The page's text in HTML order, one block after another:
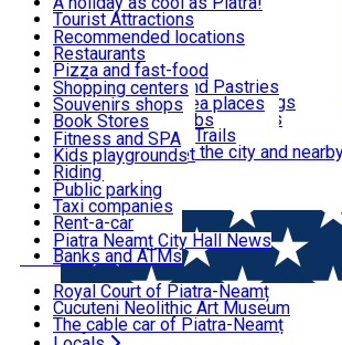
Română
Shopping
Fun & Relax
Useful info
Locals
Most Popular
Tourist Attractions
Walking through the city
Hiking in nature
All locations
Mountain bike & Downhill
By car through the surroundings
#priNeamt one day itineraries
Ceahlău Mountain Trails
Accommodation in the city and
Tourist Infopoint
Tourist guides
Travel agencies
Recommended locations
Restaurants
Pizza and fast-food
Confectioneries and Pastries
Coffee Shops & Tea places
Pubs, bars and clubs
Shopping centers
Souvenirs shops
Book Stores
Local products
The central market
Fitness and SPA
Kids playgrounds
Riding
Public parking
Taxi companies
Rent-a-car
Bicycle rentals
Banks and ATMs
Piatra Neamț City Hall News
Royal Court of Piatra-Neamț
Cucuteni Neolithic Art Museum
The cable car of Piatra-Neamț